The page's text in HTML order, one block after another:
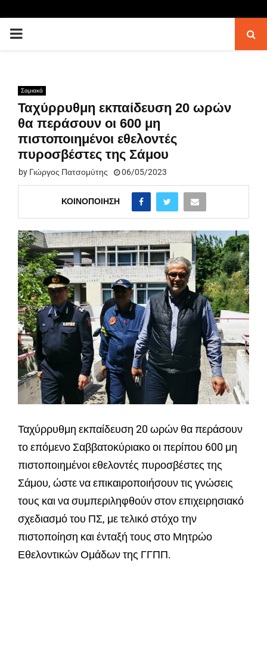
PRIMARY
Σαμιακά
Ταχύρρυθμη εκπαίδευση 20 ωρών
θα περάσουν οι 600 μη
πιστοποιημένοι εθελοντές
πυροσβέστες της Σάμου
by Γιώργος Πατσομύτης 06/05/2023
ΚΟΙΝΟΠΟΊΗΣΗ
Ταχύρρυθμη εκπαίδευση 20 ωρών θα περάσουν
το επόμενο Σαββατοκύριακο οι περίπου 600 μη
πιστοποιημένοι εθελοντές πυροσβέστες της
Σάμου, ώστε να επικαιροποιήσουν τις γνώσεις
τους και να συμπεριληφθούν στον επιχειρησιακό
σχεδιασμό του ΠΣ, με τελικό στόχο την
πιστοποίηση και ένταξή τους στο Μητρώο
Εθελοντικών Ομάδων της ΓΓΠΠ.